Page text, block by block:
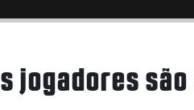
jogadores